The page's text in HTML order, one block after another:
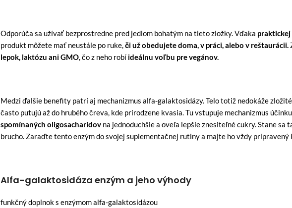
Odporúča sa užívať bezprostredne pred jedlom bohatým na tieto zložky. Vďaka praktickej
produkt môžete mať neustále po ruke,či už obedujete doma, v práci, alebo v reštaurácii.
lepok, laktózu ani GMO, čo z neho robí ideálnu voľbu pre vegánov.
Medzi ďalšie benefity patrí aj mechanizmus alfa-galaktosidázy. Telo totiž nedokáže
často putujú až do hrubého čreva, kde prirodzene kvasia. Tu vstupuje mechanizmus
spomínaných oligosacharidov na jednoduchšie a oveľa lepšie znesiteľné cukry. Stane sa
brucho. Zaraďte tento enzým do svojej suplementačnej rutiny a majte ho vždy pripravený
Alfa-galaktosidáza enzým a jeho výhody
funkčný doplnok s enzýmom alfa-galaktosidázou